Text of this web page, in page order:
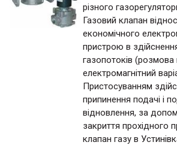
різного
Газовий клапан
економічного
пристрою в
газопотоків
електромагнітний
Пристосуванням
припинення подачі і
відновлення, за
закриття прохідного
клапан газу в